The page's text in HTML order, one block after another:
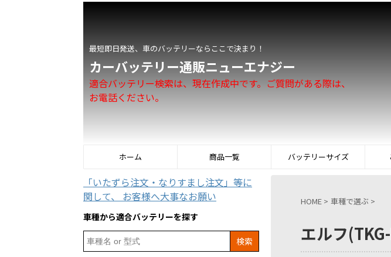
最短即日発送、車のバッテリーならここで決まり！
カーバッテリー通販ニューエナジー
適合バッテリー検索は、現在作成中です。ご質問がある際は、
お電話ください。
ホーム 商品一覧 バッテリーサイズ
HOME > 車種で選ぶ >
エルフ
「いたずら注文・なりすまし注文」等に
関して、 お客様へ大事なお願い
車種から適合バッテリーを探す
Search
for: